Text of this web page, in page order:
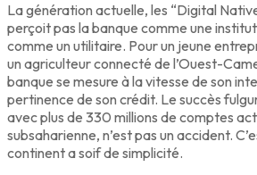
La génération actuelle, les “Digital
perçoit pas la banque comme une
comme un utilitaire. Pour un jeune
un agriculteur connecté de l’Ouest-
banque se mesure à la vitesse de son
pertinence de son crédit. Le succès
avec plus de 330 millions de comptes
subsaharienne, n’est pas un accident.
continent a soif de simplicité.